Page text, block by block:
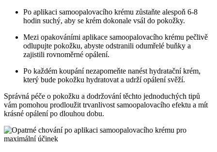
Po aplikaci samoopalovacího krému zůstaňte alespoň 6-8
hodin suchý, aby se krém dokonale vsál do pokožky.
Mezi opakováními aplikace samoopalovacího krému pečlivě
odlupujte pokožku, abyste odstranili odumřelé buňky a
zajistili rovnoměrné opálení.
Po každém koupání nezapomeňte nanést hydratační krém,
který bude pokožku hydratovat a udrží opálení svěží.
Správná péče o pokožku a dodržování těchto jednoduchých tipů
vám pomohou prodloužit trvanlivost samoopalovacího efektu a mít
krásné opálení po dlouhou dobu.